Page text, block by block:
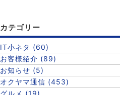
カテゴリー
IT小ネタ (60)
お客様紹介 (89)
お知らせ (5)
オクヤマ通信 (453)
グルメ (19)